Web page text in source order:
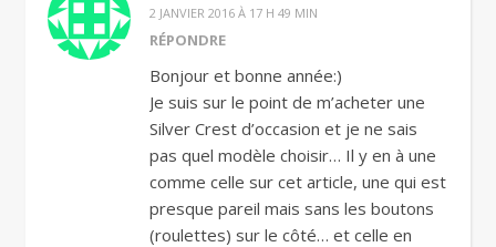
2 JANVIER 2016 À 17 H 49 MIN
RÉPONDRE
Bonjour et bonne année:)
Je suis sur le point de m’acheter une
Silver Crest d’occasion et je ne sais
pas quel modèle choisir… Il y en à une
comme celle sur cet article, une qui est
presque pareil mais sans les boutons
(roulettes) sur le côté… et celle en